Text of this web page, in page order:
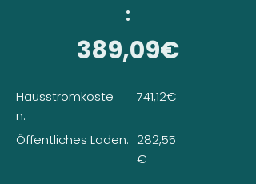
:
389,09€
Hausstromkoste
n:
Öffentliches Laden:
741,12€
282,55
€